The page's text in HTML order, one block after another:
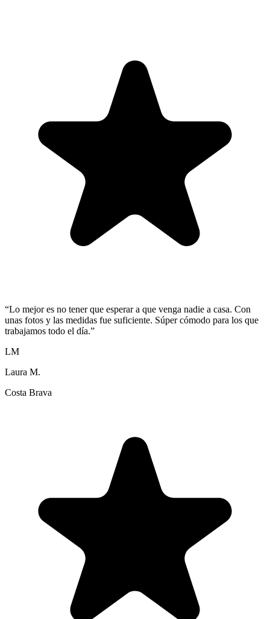
“Lo mejor es no tener que esperar a que venga nadie a casa. Con
unas fotos y las medidas fue suficiente. Súper cómodo para los que
trabajamos todo el día.”
LM
Laura M.
Costa Brava